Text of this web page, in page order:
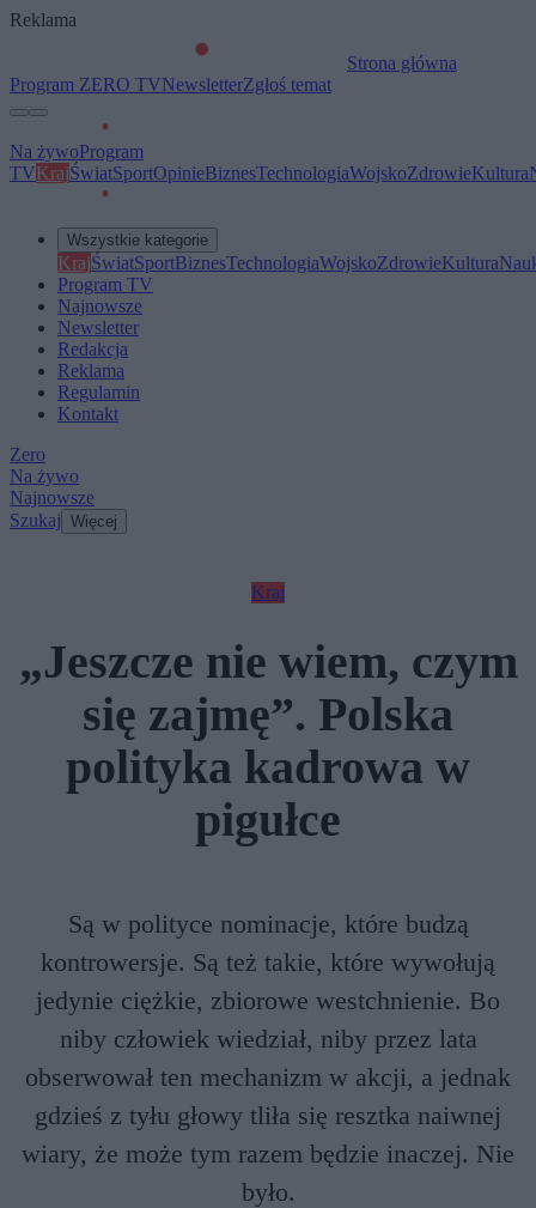
Reklama
Strona główna
Program ZERO TVNewsletterZgłoś temat
Na żywoProgram
TVKrajŚwiatSportOpinieBiznesTechnologiaWojskoZdrowieKultura
Wszystkie kategorie
KrajŚwiatSportBiznesTechnologiaWojskoZdrowieKultura
Program TV
Najnowsze
Newsletter
Redakcja
Reklama
Regulamin
Kontakt
Zero
Na żywo
Najnowsze
Szukaj Więcej
Kraj
„Jeszcze nie wiem, czym
się zajmę”. Polska
polityka kadrowa w
pigułce
Są w polityce nominacje, które budzą
kontrowersje. Są też takie, które wywołują
jedynie ciężkie, zbiorowe westchnienie. Bo
niby człowiek wiedział, niby przez lata
obserwował ten mechanizm w akcji, a jednak
gdzieś z tyłu głowy tliła się resztka naiwnej
wiary, że może tym razem będzie inaczej. Nie
było.